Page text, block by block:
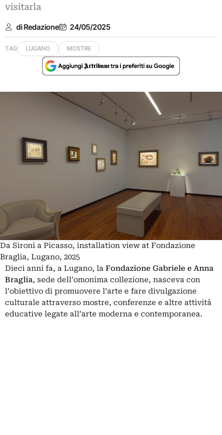
visitarla
di Redazione 24/05/2025
TAG LUGANO MOSTRE
Da Sironi a Picasso, installation view at Fondazione
Braglia, Lugano, 2025
Dieci anni fa, a Lugano, la Fondazione Gabriele e Anna
Braglia, sede dell’omonima collezione, nasceva con
l’obiettivo di promuovere l’arte e fare divulgazione
culturale attraverso mostre, conferenze e altre attività
educative legate all’arte moderna e contemporanea.